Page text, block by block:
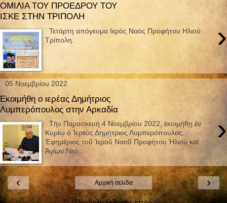
ΟΜΙΛΙΑ ΤΟΥ ΠΡΟΕΔΡΟΥ ΤΟΥ
ΙΣΚΕ ΣΤΗΝ ΤΡΙΠΟΛΗ
›
Τετάρτη απόγευμα Ιερός Ναός Προφήτου Ηλιού
Τρίπολη.
05 Νοεμβρίου 2022
Εκοιμήθη ο ιερέας Δημήτριος
Λυμπερόπουλος στην Αρκαδία
›
Τήν Παρασκευή 4 Νοεμβρίου 2022, ἐκοιμήθῃ ἐν
Κυρίῳ ὁ Ἱερεύς Δημήτριος Λυμπερόπουλος,
Ἐφημέριος τοῦ Ἱεροῦ Ναοῦ Προφήτου Ἠλιού καί
Ἁγίων Νεο...
‹ ›
Αρχική σελίδα